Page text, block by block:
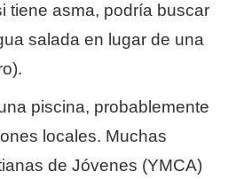
tiene asma, podría buscar
salada en lugar de una
piscina, probablemente
locales. Muchas
de Jóvenes (YMCA)